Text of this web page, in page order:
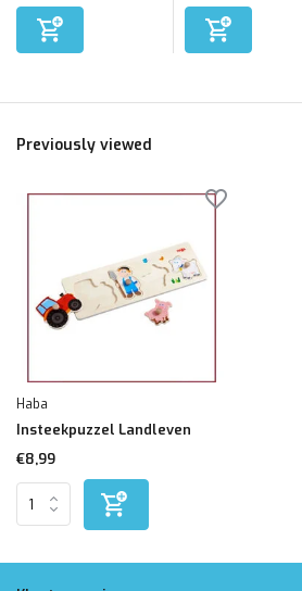
Previously viewed
Haba
Insteekpuzzel Landleven
€8,99